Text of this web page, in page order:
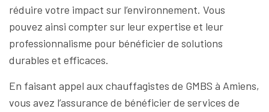
réduire votre impact sur l’environnement. Vous
pouvez ainsi compter sur leur expertise et leur
professionnalisme pour bénéficier de solutions
durables et efficaces.
En faisant appel aux chauffagistes de GMBS à Amiens,
vous avez l’assurance de bénéficier de services de